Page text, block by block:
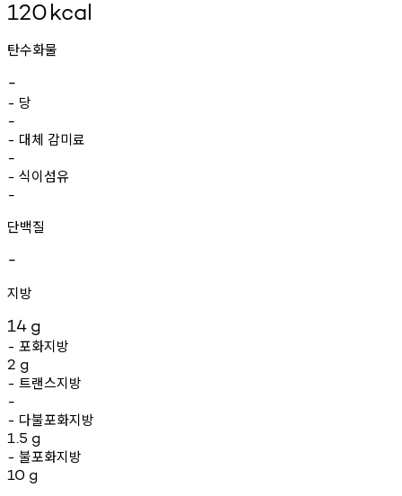
120kcal
탄수화물
-
- 당
-
- 대체 감미료
-
- 식이섬유
-
단백질
-
지방
14 g
- 포화지방
2 g
- 트랜스지방
-
- 다불포화지방
1.5 g
- 불포화지방
10 g